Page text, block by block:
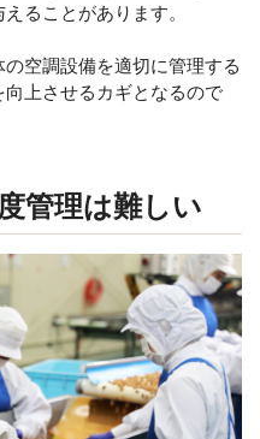
ることがあります。
空調設備を適切に管理する
上させるカギとなるので
管理は難しい